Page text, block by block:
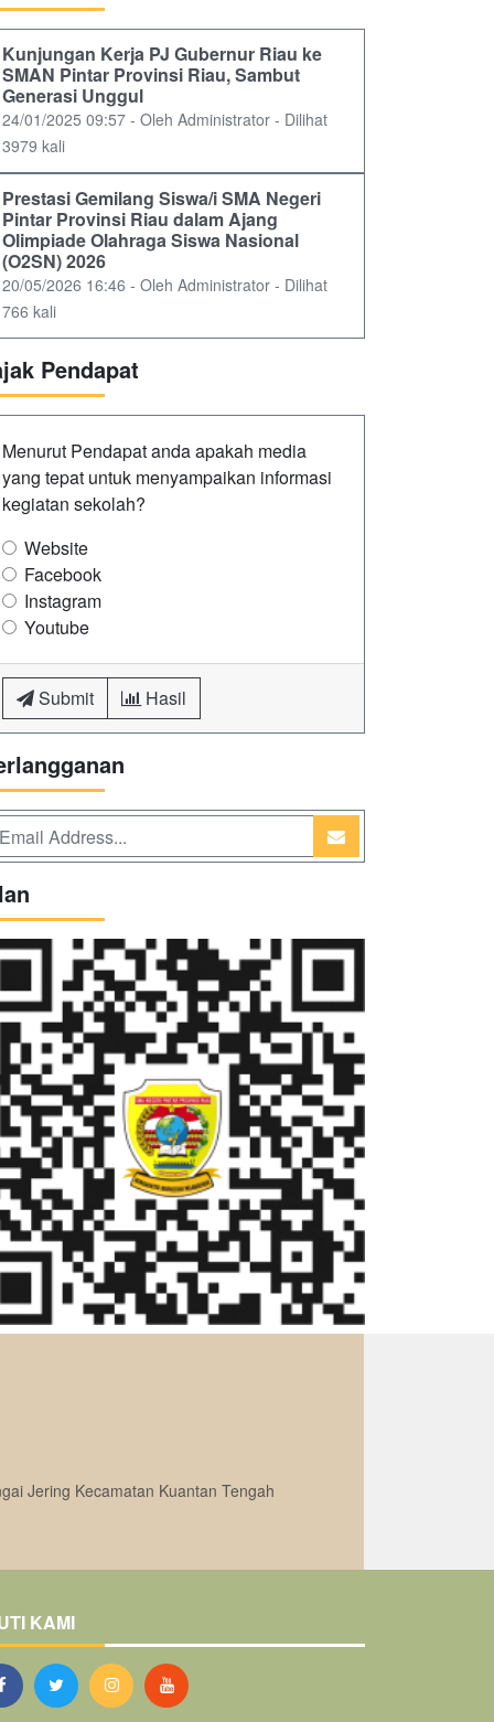
Kunjungan Kerja PJ Gubernur Riau ke
SMAN Pintar Provinsi Riau, Sambut
Generasi Unggul
24/01/2025 09:57 - Oleh Administrator - Dilihat
3979 kali
Prestasi Gemilang Siswa/i SMA Negeri
Pintar Provinsi Riau dalam Ajang
Olimpiade Olahraga Siswa Nasional
(O2SN) 2026
20/05/2026 16:46 - Oleh Administrator - Dilihat
766 kali
Pendapat
Menurut Pendapat anda apakah media
yang tepat untuk menyampaikan informasi
kegiatan sekolah?
Website
Facebook
Instagram
Youtube
Submit Hasil
Jering Kecamatan Kuantan Tengah
KAMI